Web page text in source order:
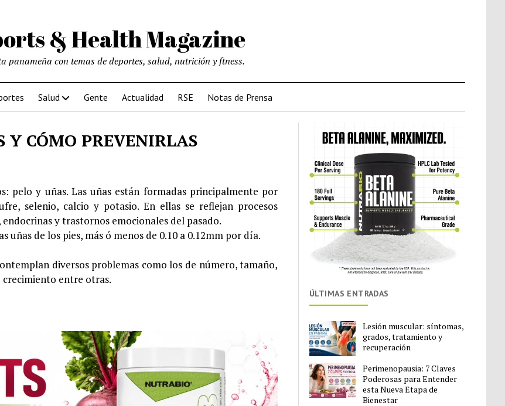
& Health Magazine
panameña con temas de deportes, salud, nutrición y ftness.
Salud Gente Actualidad RSE Notas de Prensa
Y CÓMO PREVENIRLAS
pelo y uñas. Las uñas están formadas principalmente por
selenio, calcio y potasio. En ellas se reflejan procesos
y trastornos emocionales del pasado.
uñas de los pies, más ó menos de 0.10 a 0.12mm por día.
diversos problemas como los de número, tamaño,
entre otras.
ÚLTIMAS ENTRADAS
Lesión muscular: síntomas,
grados, tratamiento y
recuperación
Perimenopausia: 7 Claves
Poderosas para Entender
esta Nueva Etapa de
Bienestar